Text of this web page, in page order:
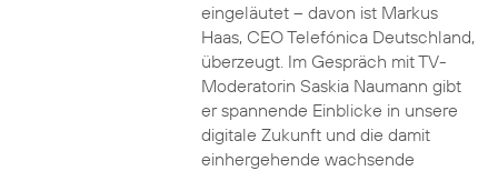
eingeläutet – davon ist Markus
Haas, CEO Telefónica Deutschland,
überzeugt. Im Gespräch mit TV-
Moderatorin Saskia Naumann gibt
er spannende Einblicke in unsere
digitale Zukunft und die damit
einhergehende wachsende